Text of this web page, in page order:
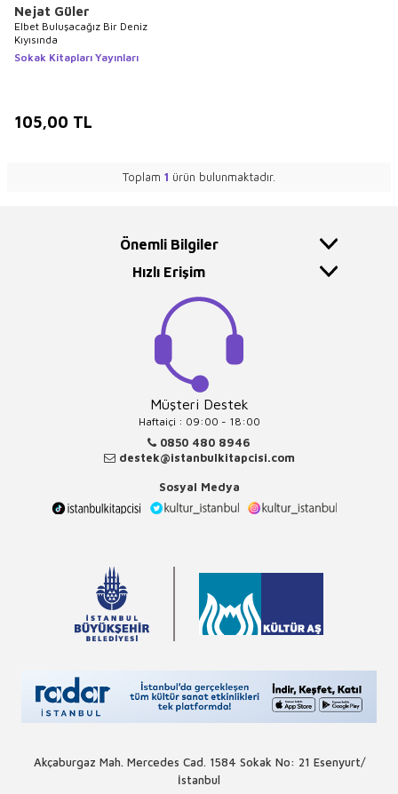
Nejat Güler
Elbet Buluşacağız Bir Deniz
Kıyısında
Sokak Kitapları Yayınları
105,00 TL
Toplam 1 ürün bulunmaktadır.
Önemli Bilgiler
Hızlı Erişim
Müşteri Destek
Haftaiçi : 09:00 - 18:00
0850 480 8946
destek@istanbulkitapcisi.com
Sosyal Medya
Akçaburgaz Mah. Mercedes Cad. 1584 Sokak No: 21 Esenyurt/
İstanbul